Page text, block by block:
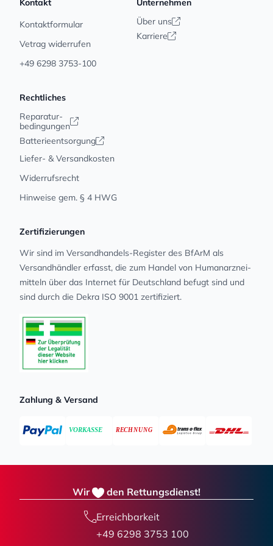
Kontakt
Kontaktformular
Vetrag widerrufen
+49 6298 3753-100
Unternehmen
Über uns
Karriere
Rechtliches
Reparatur-
bedingungen
Batterieentsorgung
Liefer- & Versandkosten
Widerrufsrecht
Hinweise gem. § 4 HWG
Zertifizierungen
Wir sind im Versandhandels-Register des BfArM als
Versandhändler erfasst, die zum Handel von Human­arz­nei­
mit­teln über das Internet für Deutschland befugt sind und
sind durch die Dekra ISO 9001 zertifiziert.
Zahlung & Versand
Wir den Rettungsdienst!
Erreichbarkeit
+49 6298 3753 100